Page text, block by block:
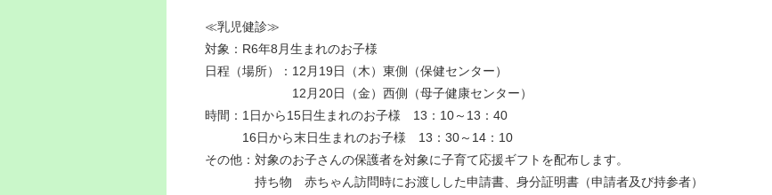
≪乳児健診≫
対象：R6年8月生まれのお子様
日程（場所）：12月19日（木）東側（保健センター）
12月20日（金）西側（母子健康センター）
時間：1日から15日生まれのお子様 13：10～13：40
16日から末日生まれのお子様 13：30～14：10
その他：対象のお子さんの保護者を対象に子育て応援ギフトを配布します。
持ち物 赤ちゃん訪問時にお渡しした申請書、身分証明書（申請者及び持参者）